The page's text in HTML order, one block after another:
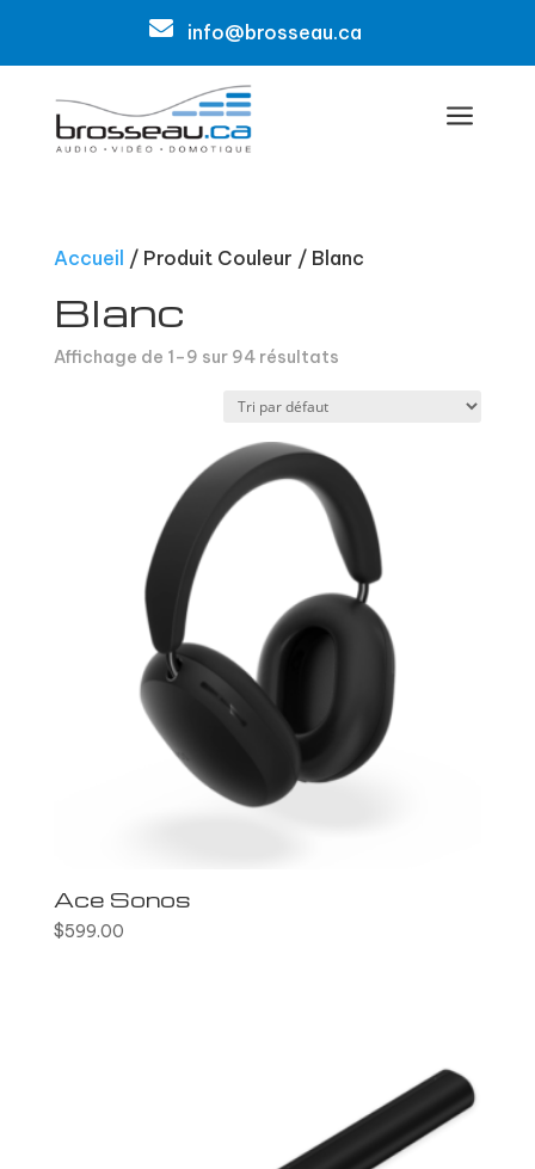
 info@brosseau.ca
a
Accueil / Produit Couleur / Blanc
Blanc
Affichage de 1–9 sur 94 résultats
Ace Sonos
$599.00